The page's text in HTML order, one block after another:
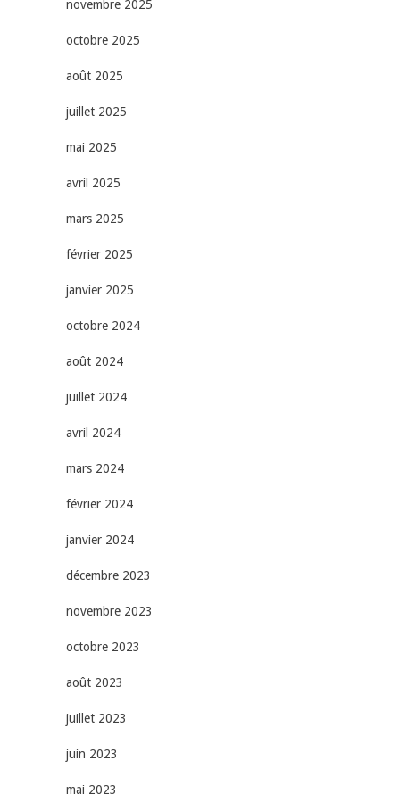
novembre 2025
octobre 2025
août 2025
juillet 2025
mai 2025
avril 2025
mars 2025
février 2025
janvier 2025
octobre 2024
août 2024
juillet 2024
avril 2024
mars 2024
février 2024
janvier 2024
décembre 2023
novembre 2023
octobre 2023
août 2023
juillet 2023
juin 2023
mai 2023